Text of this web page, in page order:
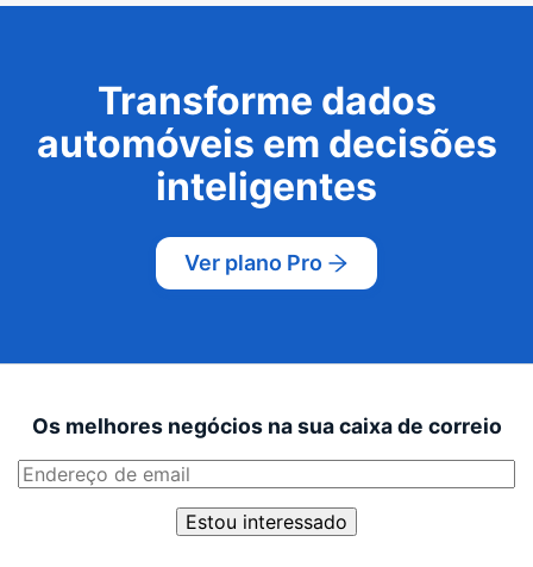
Transforme dados
automóveis em decisões
inteligentes
Ver plano Pro
Os melhores negócios na sua caixa de correio
Estou interessado